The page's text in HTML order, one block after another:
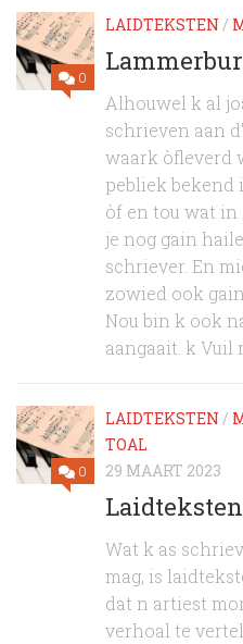
0
LAIDTEKSTEN /
Alhouwel k al
schrieven aan
waark òfleverd
pebliek bekend
òf en tou wat in
je nog gain
schriever. En
zowied ook
Nou bin k ook
aangaait. k Vuil
0
LAIDTEKSTEN /
TOAL
29 MAART 2023
Wat k as
mag, is
dat n artiest
verhoal te